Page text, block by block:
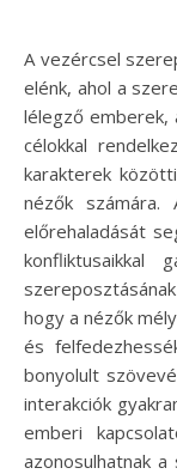
A vezércsel szereposztás izgalmas és sokszínű világot tár
elénk, ahol a
lélegző emberek,
célokkal
karakterek
nézők
előrehaladását
konfliktusaikkal
hogy a nézők
és
bonyolult
interakciók
emberi
azonosulhatnak a